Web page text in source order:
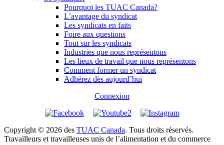
Pourquoi les TUAC Canada?
L’avantage du syndicat
Les syndicats en faits
Foire aux questions
Tout sur les syndicats
Industries que nous représentons
Les lieux de travail que nous représentons
Comment former un syndicat
Adhérez dès aujourd’hui
Connexion
Copyright © 2026 des TUAC Canada. Tous droits réservés.
Travailleurs et travailleuses unis de l’alimentation et du commerce